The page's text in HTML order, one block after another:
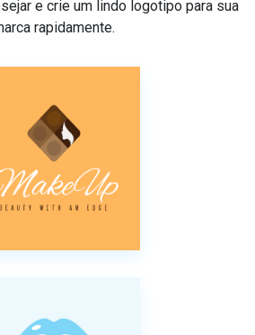
e crie um lindo logotipo para sua
rapidamente.